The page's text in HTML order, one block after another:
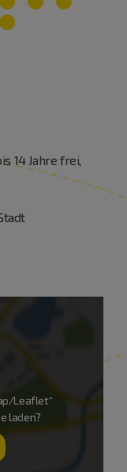
14 Jahre frei,
Leaflet“
laden?